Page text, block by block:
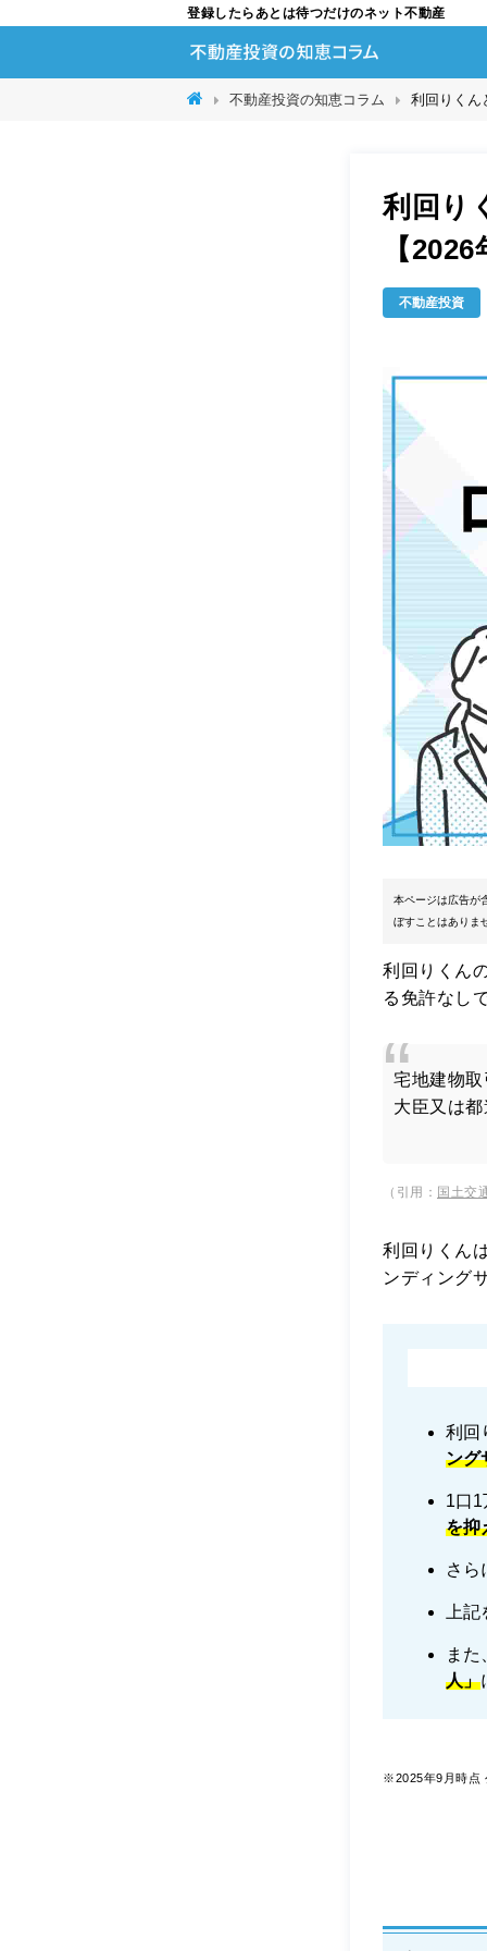
登録したらあとは待つだけのネット不動産
不動産投資の知恵コラム 利回りくん
利回り
【
不動産投資
本ページは広告が
ぼすことはありま
利回りくん
る免許なし
宅地建物
大臣又は
（引用： 国土交
利回りくん
ンディング
利回
ング
1口
を抑
さら
上
また
人」
※2025年9月時点